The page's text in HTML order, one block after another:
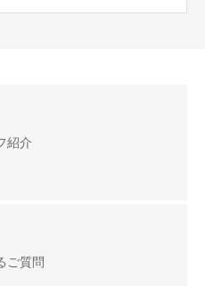
紹介
ご質問